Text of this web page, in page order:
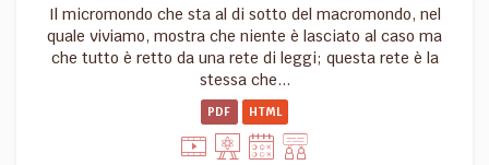
Il micromondo che sta al di sotto del macromondo, nel
quale viviamo, mostra che niente è lasciato al caso ma
che tutto è retto da una rete di leggi; questa rete è la
stessa che...
PDF HTML